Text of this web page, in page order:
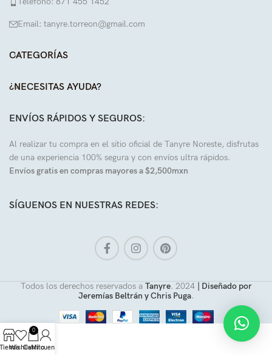
Email: tanyre.torreon@gmail.com
CATEGORÍAS
¿NECESITAS AYUDA?
ENVÍOS RÁPIDOS Y SEGUROS:
Al realizar tu compra en el sitio oficial de Tanyre Noreste, disfrutas
de una experiencia 100% segura y con envíos ultra rápidos.
Envíos gratis en compras mayores a $2,500mxn
SÍGUENOS EN NUESTRAS REDES:
Todos los derechos reservados a Tanyre. 2024
| Diseñado por
Jeremías Beltrán y Chris Puga.
Wishlist
0
Carrito
Mi cuenta